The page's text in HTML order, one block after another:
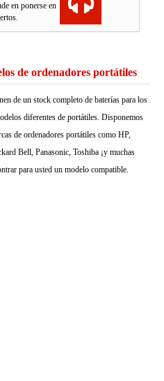
en ponerse en
de ordenadores portátiles
de un stock completo de baterías para los
diferentes de portátiles. Disponemos
de ordenadores portátiles como HP,
Bell, Panasonic, Toshiba ¡y muchas
para usted un modelo compatible.